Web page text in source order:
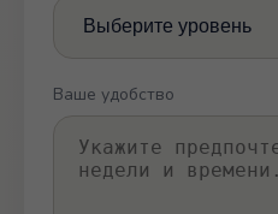
Ваше удобство